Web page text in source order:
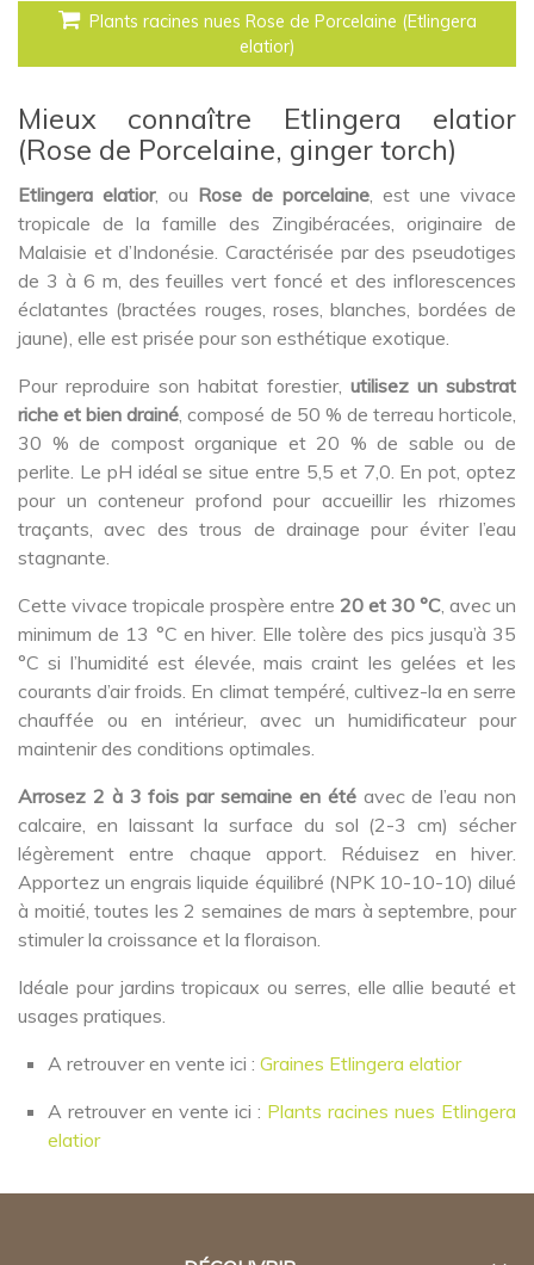
Plants racines nues Rose de Porcelaine (Etlingera
elatior)
Mieux connaître Etlingera elatior
(Rose de Porcelaine, ginger torch)
Etlingera elatior, ou Rose de porcelaine , est une vivace
tropicale de la famille des Zingibéracées, originaire de
Malaisie et d’Indonésie. Caractérisée par des pseudotiges
de 3 à 6 m, des feuilles vert foncé et des inflorescences
éclatantes (bractées rouges, roses, blanches, bordées de
jaune), elle est prisée pour son esthétique exotique.
Pour reproduire son habitat forestier, utilisez un substrat
riche et bien drainé , composé de 50 % de terreau horticole,
30 % de compost organique et 20 % de sable ou de
perlite. Le pH idéal se situe entre 5,5 et 7,0. En pot, optez
pour un conteneur profond pour accueillir les rhizomes
traçants, avec des trous de drainage pour éviter l’eau
stagnante.
Cette vivace tropicale prospère entre 20 et 30 °C , avec un
minimum de 13 °C en hiver. Elle tolère des pics jusqu’à 35
°C si l’humidité est élevée, mais craint les gelées et les
courants d’air froids. En climat tempéré, cultivez-la en serre
chauffée ou en intérieur, avec un humidificateur pour
maintenir des conditions optimales.
Arrosez 2 à 3 fois par semaine en étéavec de l’eau non
calcaire, en laissant la surface du sol (2-3 cm) sécher
légèrement entre chaque apport. Réduisez en hiver.
Apportez un engrais liquide équilibré (NPK 10-10-10) dilué
à moitié, toutes les 2 semaines de mars à septembre, pour
stimuler la croissance et la floraison.
Idéale pour jardins tropicaux ou serres, elle allie beauté et
usages pratiques.
A retrouver en vente ici : Graines Etlingera elatior
A retrouver en vente ici : Plants racines nues Etlingera
elatior